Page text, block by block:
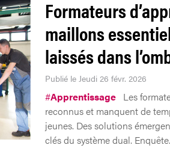
Formateurs
maillons
laissés dans
Publié le Jeudi 26 févr. 2026
#Apprentissage Les
reconnus et manquent de
jeunes. Des solutions
clés du système dual. Enquête.